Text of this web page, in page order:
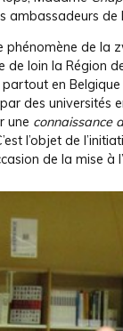
ambassadeurs de
phénomène de la
de loin la Région
en
des universités
une connaissance
l’objet de
de la mise